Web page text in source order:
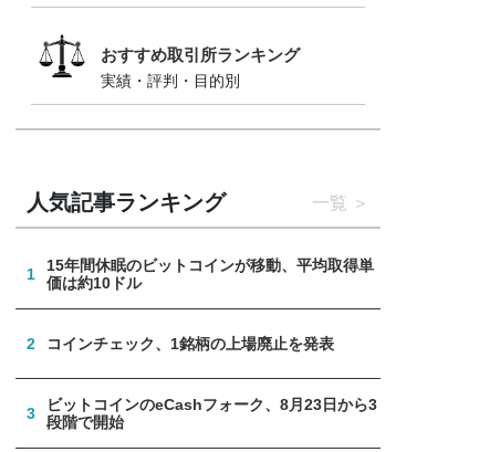
おすすめ取引所ランキング
実績・評判・目的別
人気記事ランキング 一覧
1
15年間休眠のビットコインが移動、平均取得単
価は約10ドル
2 コインチェック、1銘柄の上場廃止を発表
3
ビットコインのeCashフォーク、8月23日から3
段階で開始